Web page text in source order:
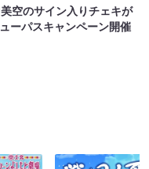
空のサイン入りチェキが
ーパスキャンペーン開催